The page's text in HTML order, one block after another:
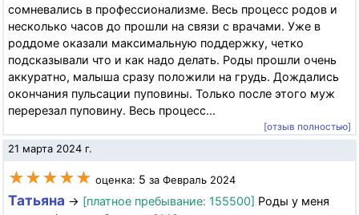
сомневались в профессионализме. Весь процесс родов и
несколько часов до прошли на связи с врачами. Уже в
роддоме оказали максимальную поддержку, четко
подсказывали что и как надо делать. Роды прошли очень
аккуратно, малыша сразу положили на грудь. Дождались
окончания пульсации пуповины. Только после этого муж
перерезал пуповину. Весь процесс...
[отзыв полностью]
21 марта 2024 г.
★★★★★ оценка: 5 за Февраль 2024
Татьяна → [платное пребывание: 155500] Роды у меня